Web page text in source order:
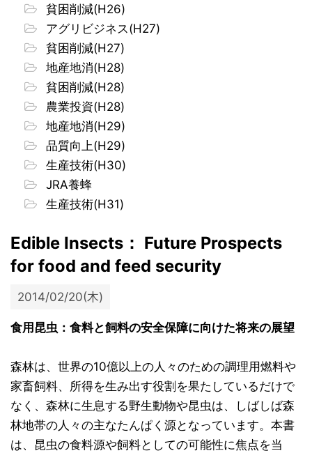
貧困削減(H26)
アグリビジネス(H27)
貧困削減(H27)
地産地消(H28)
貧困削減(H28)
農業投資(H28)
地産地消(H29)
品質向上(H29)
生産技術(H30)
JRA養蜂
生産技術(H31)
Edible Insects： Future Prospects
for food and feed security
2014/02/20(木)
食用昆虫：食料と飼料の安全保障に向けた将来の展望
森林は、世界の10億以上の人々のための調理用燃料や
家畜飼料、所得を生み出す役割を果たしているだけで
なく、森林に生息する野生動物や昆虫は、しばしば森
林地帯の人々の主なたんぱく源となっています。本書
は、昆虫の食料源や飼料としての可能性に焦点を当